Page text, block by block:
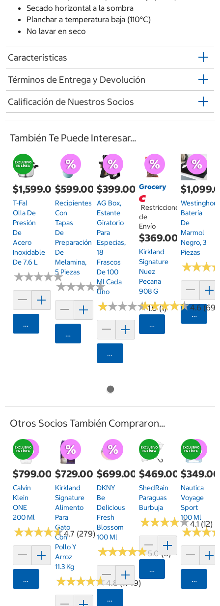
Secado horizontal a la sombra
Planchar a temperatura baja (110°C)
No lavar en seco
Características
Términos de Entrega y Devolución
Calificación de Nuestros Socios
También Te Puede Interesar...
$1,599.00
T-Fal
Olla De
Presión
De
Acero
Inoxidable
De 7.6 L
★★★★★
★★★★★
Agregar
$599.00
Recipientes
Con
Tapas
De
Preparación
De
Melamina,
5 Piezas
★★★★★
★★★★★
Agregar
$399.00
AG Box,
Estante
Giratorio
Para
Especias,
18
Frascos
De 100
Ml Cada
Uno
★★★★★
★★★★★1.0 (1)
Agregar
Grocery
Restricciones
de
Envío
$369.00
Kirkland
Signature
Nuez
Pecana
908 G
★★★★★
★★★★★4.6
Seleccionar
Batería
De
Marmol
Negro, 3
Piezas
★★★
★★★
Otros Socios También Compraron...
$799.00
Calvin
Klein
ONE
200 Ml
★★★★★
★★★★★4.7 (279)
Agregar
$729.00
Kirkland
Signature
Alimento
Para
Gato
Con
Pollo Y
Arroz
11.3 Kg
★★★★★
★★★★★4.8 (1749)
$699.00
DKNY
Be
Delicious
Fresh
Blossom
100 Ml
★★★★★
★★★★★5.0 (6)
Agregar
$469.00
ShedRain
Paraguas
Burbuja
★★★★★
★★★★★4.1 (12)
Agregar
$349.00
Nautica
Voyage
Sport
100 Ml
★★★
★★★